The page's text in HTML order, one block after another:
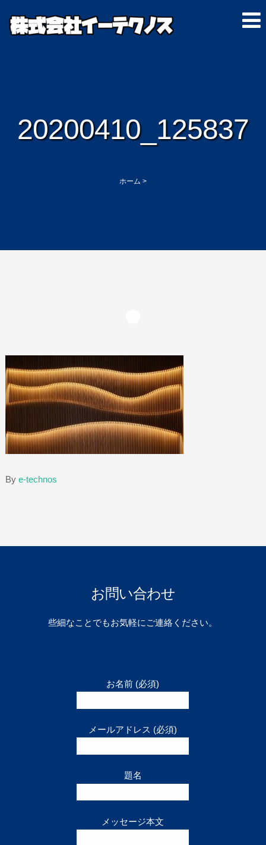
20200410_125837
ホーム >
By e-technos
お問い合わせ
些細なことでもお気軽にご連絡ください。
お名前 (必須)
メールアドレス (必須)
題名
メッセージ本文